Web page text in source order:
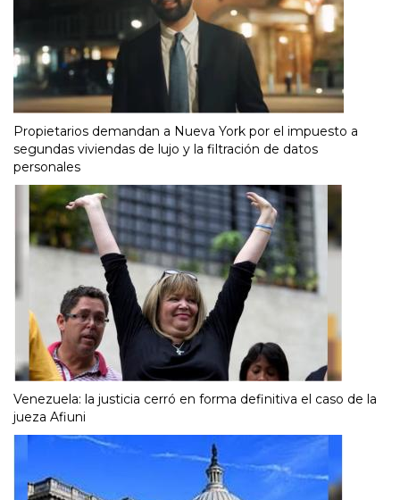
Propietarios demandan a Nueva York por el impuesto a
segundas viviendas de lujo y la filtración de datos
personales
Venezuela: la justicia cerró en forma definitiva el caso de la
jueza Afiuni